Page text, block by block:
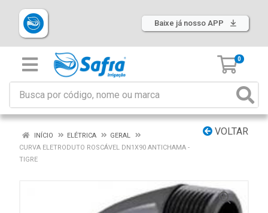
Baixe já nosso APP
0
VOLTAR
INÍCIO ELÉTRICA
GERAL
CURVA ELETRODUTO ROSCÁVEL DN1X90 ANTICHAMA -
TIGRE